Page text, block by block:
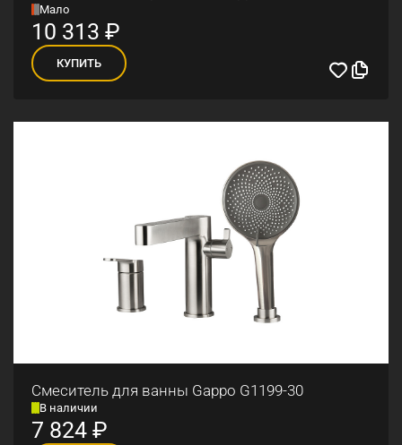
Мало
10 313 ₽
КУПИТЬ
Смеситель для ванны Gappo G1199-30
В наличии
7 824₽